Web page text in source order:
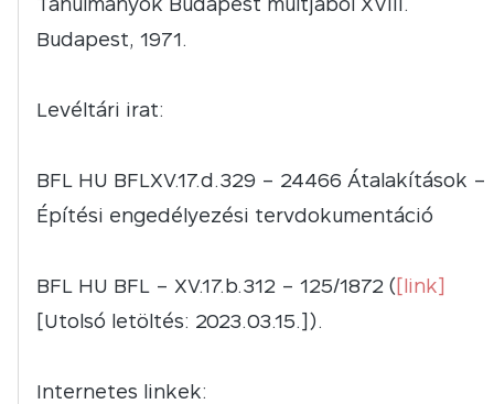
Budapest, 1971.
Levéltári irat:
BFL HU BFLXV.17.d.329 – 24466 Átalakítások –
Építési engedélyezési tervdokumentáció
BFL HU BFL – XV.17.b.312 – 125/1872 ([link]
[Utolsó letöltés: 2023.03.15.]).
Internetes linkek: